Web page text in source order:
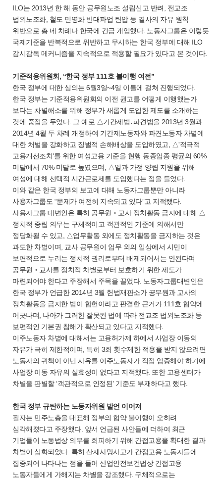
ILO는 2013년 한 해 동안 공무원노조 설립신고 반려, 전교조
법외노조화, 철도 민영화 반대파업 탄압 등 결사의 자유 원칙
위반으로 총 네 차례나 한국에 긴급 개입했다. 노동자그룹은 이렇듯
국제기준을 반복적으로 위반하고 무시하는 한국 정부에 대해 ILO
감시감독 메커니즘을 지속적으로 적용할 필요가 있다고 본 것이다.
기준적용위원회, “한국 정부 111호 불이행 여전”
한국 정부에 대한 심의는 6월3일~4일 이틀에 걸쳐 진행되었다.
한국 정부는 기준적용위원회의 이전 권고를 어떻게 이행했는가
보다는 차별해소를 위해 정부가 새롭게 도입한 제도를 소개하는
것에 중점을 두었다. 그 예로 △기간제법․파견법을 2013년 3월과
2014년 4월 두 차례 개정하여 기간제노동자와 파견노동자 차별에
대한 처벌을 강화하고 징벌적 손해배상을 도입하였고, △'적극적
고용개선조치'를 위한 여성고용 기준을 현행 동종업종 평균의 60%
미달에서 70% 미달로 높였으며, △일과 가정 양립 지원을 위해
여성에 대해 선택적 시간근로제를 도입했다는 점을 들었다.
이와 같은 한국 정부의 보고에 대해 노동자그룹뿐만 아니라
사용자그룹도 “문제가 여전히 지속되고 있다”고 지적했다.
사용자그룹 대변인은 특히 공무원‧교사 정치활동 금지에 대해 △
정치적 중립 의무는 구체적이고 객관적인 기준에 의해서만
정당화될 수 있고, △업무활동 외에도 정치활동을 금지하는 것은
과도한 차별이며, 교사 공무원이 업무 외의 일상에서 시민이
보편적으로 누리는 정치적 권리로부터 배제되어서는 안된다며
공무원‧교사를 정치적 차별로부터 보호하기 위한 제도가
마련되어야 한다고 주장해서 주목을 끌었다. 노동자그룹대변인은
한국 정부가 언급한 2014년 3월 헌법재판소가 공무원과 교사의
정치활동을 금지한 법이 합헌이라고 판결한 근거가 111호 협약에
어긋나며, 나아가 그러한 잘못된 법에 따라 전교조 법외노조화 등
보편적인 기본권 침해가 확산되고 있다고 지적했다.
이주노동자 차별에 대해서는 고용허가제 하에서 사업장 이동의
자유가 극히 제한적이며, 특히 3회 횟수제한 적용을 받지 않으려면
노동자의 귀책이 아닌 사유를 이주노동자가 직접 입증해야 하기에
사업장 이동 자유의 실효성이 없다고 지적했다. 또한 고용센터가
차별을 판별할 ‘객관적으로 인정된’ 기준도 부재하다고 했다.
한국 정부 규탄하는 노동자위원 발언 이어져
필자는 민주노총을 대표해 정부의 협약 불이행이 오히려
심각해졌다고 주장했다. 앞서 언급된 사안들에 더하여 최근
기업들이 노동법상 의무를 회피하기 위해 간접고용을 확대한 결과
차별이 심화되었다. 특히 산재사망사고가 간접고용 노동자들에
집중되어 나타나는 점을 들어 산업안전보건법상 간접고용
노동자들에게 가해지는 차별을 강조했다. 구체적으로는